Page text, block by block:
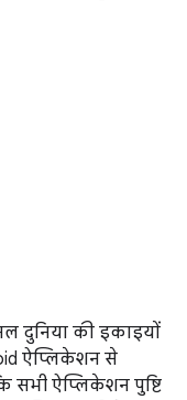
दुनिया की इकाइयों
ऐप्लिकेशन से
सभी ऐप्लिकेशन पुष्टि